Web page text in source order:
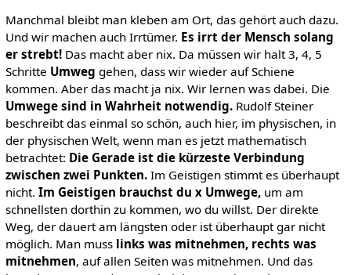
Manchmal bleibt man kleben am Ort, das gehört auch dazu.
Und wir machen auch Irrtümer. Es irrt der Mensch solang
er strebt!Das macht aber nix. Da müssen wir halt 3, 4, 5
Schritte Umweg gehen, dass wir wieder auf Schiene
kommen. Aber das macht ja nix. Wir lernen was dabei. Die
Umwege sind in Wahrheit notwendig.Rudolf Steiner
beschreibt das einmal so schön, auch hier, im physischen, in
der physischen Welt, wenn man es jetzt mathematisch
betrachtet: Die Gerade ist die kürzeste Verbindung
zwischen zwei Punkten.Im Geistigen stimmt es überhaupt
nicht. Im Geistigen brauchst du x Umwege,um am
schnellsten dorthin zu kommen, wo du willst. Der direkte
Weg, der dauert am längsten oder ist überhaupt gar nicht
möglich. Man muss links was mitnehmen, rechts was
mitnehmen, auf allen Seiten was mitnehmen. Und das